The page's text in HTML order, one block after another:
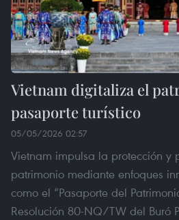
Vietnam digitaliza el
pasaporte turístico
05/05/2026 02:57
Vietnam impulsa la protección y
patrimonio mediante enfoques
como el “Pasaporte del
Resolución 80-NQ/TW del Buró